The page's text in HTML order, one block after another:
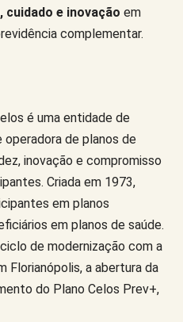
cuidado e inovação em
complementar.
é uma entidade de
de planos de
inovação e compromisso
Criada em 1973,
em planos
em planos de saúde.
de modernização com a
Florianópolis, a abertura da
do Plano Celos Prev+,